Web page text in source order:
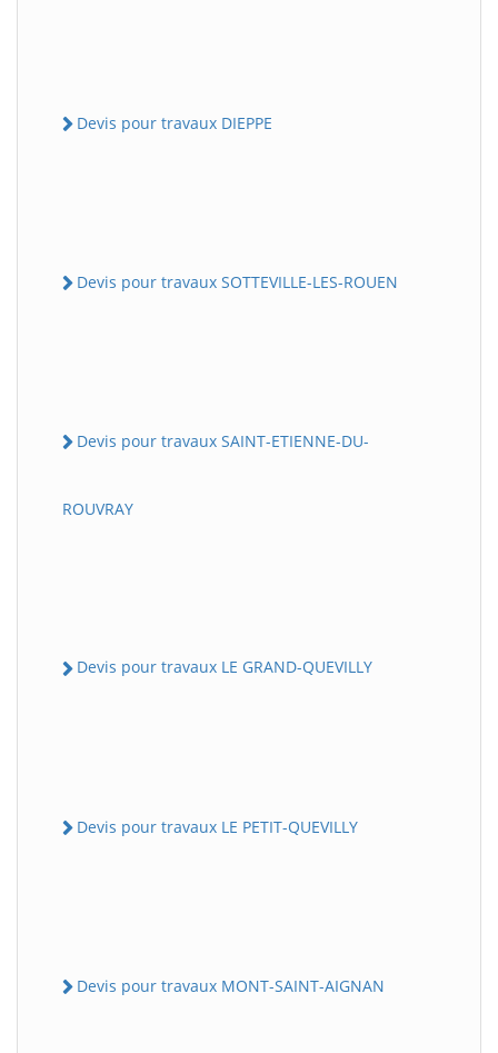
Devis pour travaux DIEPPE
Devis pour travaux SOTTEVILLE-LES-ROUEN
Devis pour travaux SAINT-ETIENNE-DU-
ROUVRAY
Devis pour travaux LE GRAND-QUEVILLY
Devis pour travaux LE PETIT-QUEVILLY
Devis pour travaux MONT-SAINT-AIGNAN